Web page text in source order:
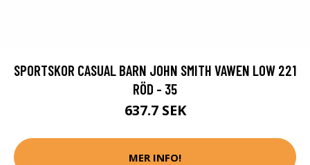
SPORTSKOR CASUAL BARN JOHN SMITH VAWEN LOW 221
RÖD - 35
637.7 SEK
MER INFO!